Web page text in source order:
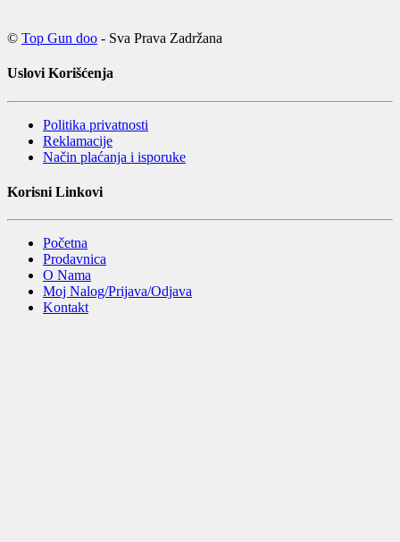
© Top Gun doo - Sva Prava Zadržana
Uslovi Korišćenja
Politika privatnosti
Reklamacije
Način plaćanja i isporuke
Korisni Linkovi
Početna
Prodavnica
O Nama
Moj Nalog/Prijava/Odjava
Kontakt